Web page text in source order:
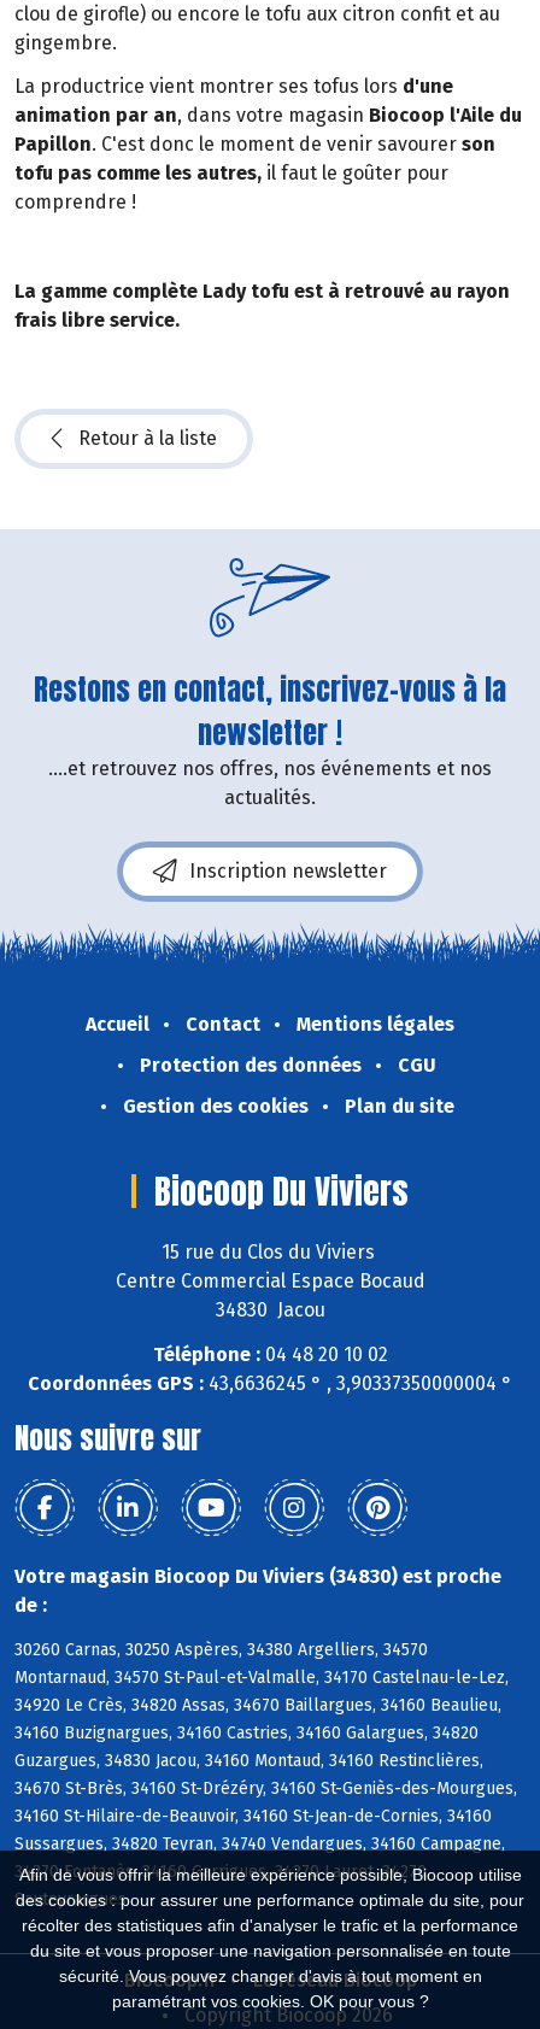
Afin de vous offrir la meilleure expérience possible, Biocoop utilise
des cookies : pour assurer une performance optimale du site, pour
récolter des statistiques afin d'analyser le trafic et la performance
du site et vous proposer une navigation personnalisée en toute
sécurité. Vous pouvez changer d'avis à tout moment en
paramétrant vos cookies. OK pour vous ?
clou de girofle) ou encore le tofu aux citron confit et au
gingembre.
La productrice vient montrer ses tofus lors d'une
animation par an, dans votre magasin Biocoop l'Aile du
Papillon. C'est donc le moment de venir savourer son
tofu pas comme les autres, il faut le goûter pour
comprendre !
La gamme complète Lady tofu est à retrouvé au rayon
frais libre service.
Retour à la liste
Restons en contact, inscrivez-vous à la
newsletter !
....et retrouvez nos offres, nos événements et nos
actualités.
Inscription newsletter
Accueil Contact
Mentions légales
Protection des données
CGU
Gestion des cookies
Plan du site
Biocoop Du Viviers
15 rue du Clos du Viviers
Centre Commercial Espace Bocaud
34830 Jacou
Téléphone :04 48 20 10 02
Coordonnées GPS : 43,6636245 ° , 3,90337350000004 °
Nous suivre sur
Votre magasin Biocoop Du Viviers (34830) est proche
de :
30260 Carnas, 30250 Aspères, 34380 Argelliers, 34570
Montarnaud, 34570 St-Paul-et-Valmalle, 34170 Castelnau-le-Lez,
34920 Le Crès, 34820 Assas, 34670 Baillargues, 34160 Beaulieu,
34160 Buzignargues, 34160 Castries, 34160 Galargues, 34820
Guzargues, 34830 Jacou, 34160 Montaud, 34160 Restinclières,
34670 St-Brès, 34160 St-Drézéry, 34160 St-Geniès-des-Mourgues,
34160 St-Hilaire-de-Beauvoir, 34160 St-Jean-de-Cornies, 34160
Sussargues, 34820 Teyran, 34740 Vendargues, 34160 Campagne,
34270 Fontanès, 34160 Garrigues, 34270 Lauret, 34270
Sauteyrargues
Biocoop.fr
Le réseau Biocoop
Copyright Biocoop 2026